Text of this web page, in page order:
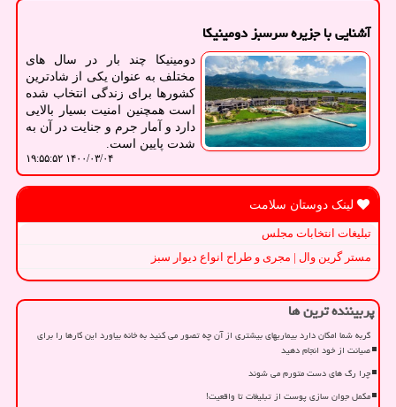
آشنایی با جزیره سرسبز دومینیكا
دومینیكا چند بار در سال های
مختلف به عنوان یكی از شادترین
كشورها برای زندگی انتخاب شده
است همچنین امنیت بسیار بالایی
دارد و آمار جرم و جنایت در آن به
شدت پایین است.
۱۴۰۰/۰۳/۰۴ ۱۹:۵۵:۵۲
لینک دوستان سلامت
تبلیغات انتخابات مجلس
مستر گرین وال | مجری و طراح انواع دیوار سبز
پربیننده ترین ها
گربه شما امکان دارد بیماریهای بیشتری از آن چه تصور می کنید به خانه بیاورد این کارها را برای
صیانت از خود انجام دهید
چرا رگ های دست متورم می شوند
مکمل جوان سازی پوست از تبلیغات تا واقعیت!